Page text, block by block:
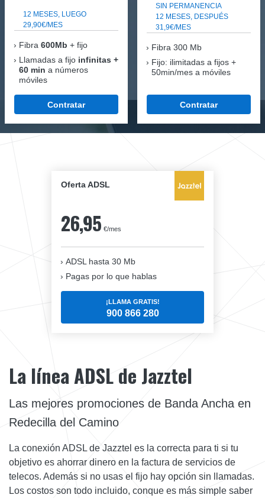
12 MESES, LUEGO
29,90€/MES
Fibra 600Mb + fijo
Llamadas a fijo infinitas +
60 min a números
móviles
Contratar
SIN PERMANENCIA
12 MESES, DESPUÉS
31,9€/MES
Fibra 300 Mb
Fijo: ilimitadas a fijos +
50min/mes a móviles
Contratar
Oferta ADSL
26,95 €/mes
ADSL hasta 30 Mb
Pagas por lo que hablas
¡LLAMA GRATIS!
900 866 280
La línea ADSL de Jazztel
Las mejores promociones de Banda Ancha en
Redecilla del Camino
La conexión ADSL de Jazztel es la correcta para ti si tu
objetivo es ahorrar dinero en la factura de servicios de
telecos. Además si no usas el fijo hay opción sin llamadas.
Los costos son todo incluido, conque es más simple saber